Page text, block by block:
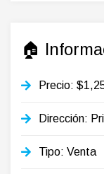
🏠
Precio:
Dirección:
Tipo: Venta